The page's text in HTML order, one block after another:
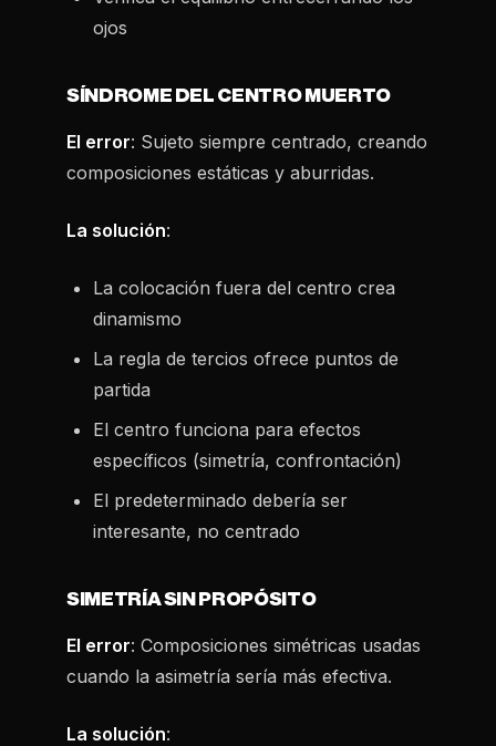
ojos
SÍNDROME DEL CENTRO MUERTO
El error: Sujeto siempre centrado, creando
composiciones estáticas y aburridas.
La solución:
La colocación fuera del centro crea
dinamismo
La regla de tercios ofrece puntos de
partida
El centro funciona para efectos
específicos (simetría, confrontación)
El predeterminado debería ser
interesante, no centrado
SIMETRÍA SIN PROPÓSITO
El error: Composiciones simétricas usadas
cuando la asimetría sería más efectiva.
La solución: